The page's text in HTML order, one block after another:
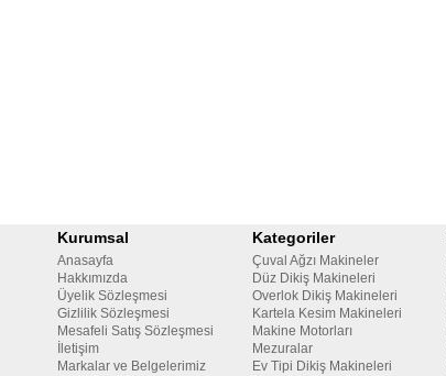
Kurumsal
Anasayfa
Hakkımızda
Üyelik Sözleşmesi
Gizlilik Sözleşmesi
Mesafeli Satış Sözleşmesi
İletişim
Markalar ve Belgelerimiz
Kategoriler
Çuval Ağzı Makineler
Düz Dikiş Makineleri
Overlok Dikiş Makineleri
Kartela Kesim Makineleri
Makine Motorları
Mezuralar
Ev Tipi Dikiş Makineleri